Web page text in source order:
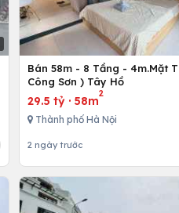
Bán 58m - 8 Tầng - 4m.Mặt
Công Sơn ) Tây Hồ
29.5 tỷ· 58m
2
Thành phố Hà Nội
2 ngày trước